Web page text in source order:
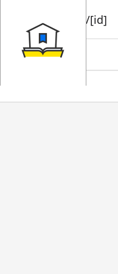
book/rent/[id]